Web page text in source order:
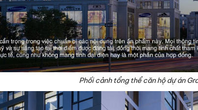
Phối cảnh tổng thể căn hộ dự án